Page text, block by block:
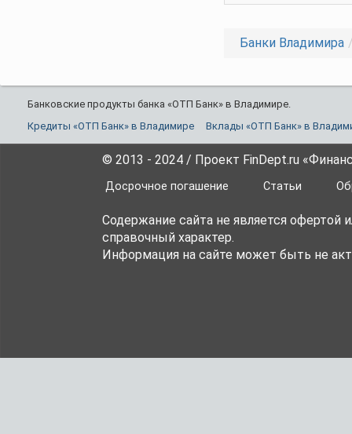
Банки Владимира
Банковские продукты банка «ОТП Банк» в Владимире.
Кредиты «ОТП Банк» в Владимире
Вклады «ОТП Банк» в
© 2013 - 2024 / Проект FinDept.ru
Досрочное погашение Статьи
Содержание сайта не является
справочный характер.
Информация на сайте может быть не